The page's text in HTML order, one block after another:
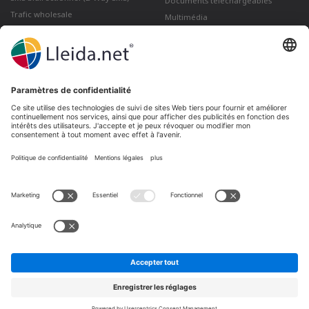
Trafic wholesale
Multimédia
électronique certifié depuis Gmail
Lleida · Madrid · València · São Paulo · Bogotá ·
Santiago de Chile · Dubai · Santo Domingo ·
Lima
Ir a LinkedInIr a Twitter Ir a YouTubeIr a Instagram
Mentions légales
Plaintes et réclamations Canal de réclamation